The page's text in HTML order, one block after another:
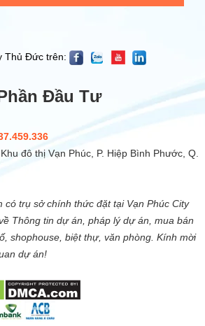
Thủ Đức trên:
Đầu Tư
đô thị Vạn Phúc, P. Hiệp Bình Phước, Q.
có trụ sở chính thức đặt tại Vạn Phúc City
Thông tin dự án, pháp lý dự án, mua bán
shophouse, biệt thự, văn phòng. Kính mời
dự án!